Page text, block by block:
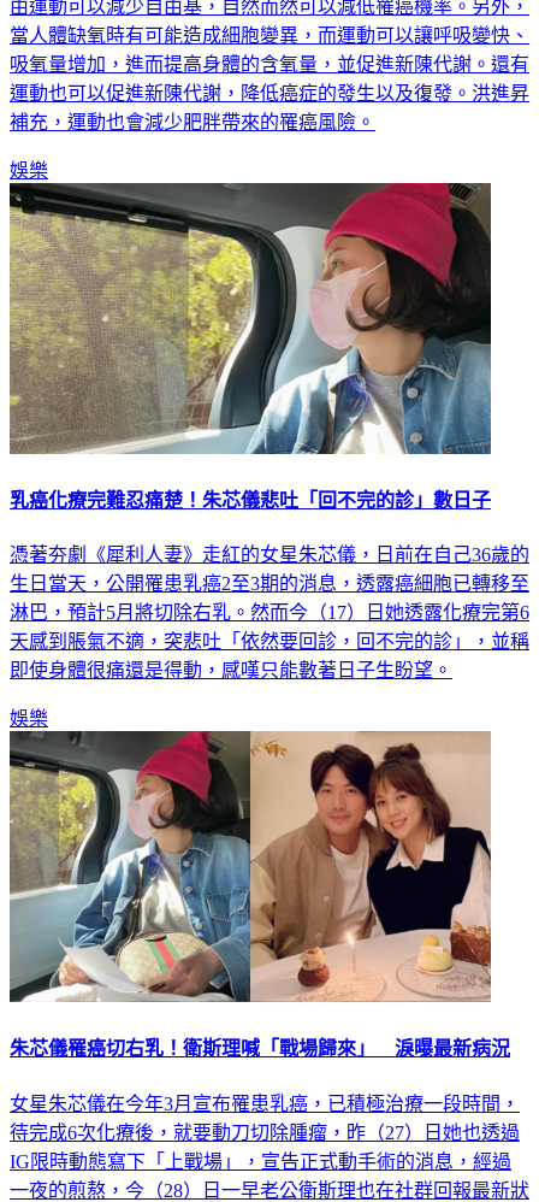
由運動可以減少自由基，自然而然可以減低罹癌機率。另外，
當人體缺氧時有可能造成細胞變異，而運動可以讓呼吸變快、
吸氧量增加，進而提高身體的含氧量，並促進新陳代謝。還有
運動也可以促進新陳代謝，降低癌症的發生以及復發。洪進昇
補充，運動也會減少肥胖帶來的罹癌風險。
娛樂
乳癌化療完難忍痛楚！朱芯儀悲吐「回不完的診」數日子
憑著夯劇《犀利人妻》走紅的女星朱芯儀，日前在自己36歲的
生日當天，公開罹患乳癌2至3期的消息，透露癌細胞已轉移至
淋巴，預計5月將切除右乳。然而今（17）日她透露化療完第6
天感到脹氣不適，突悲吐「依然要回診，回不完的診」，並稱
即使身體很痛還是得動，感嘆只能數著日子生盼望。
娛樂
朱芯儀罹癌切右乳！衛斯理喊「戰場歸來」 淚曝最新病況
女星朱芯儀在今年3月宣布罹患乳癌，已積極治療一段時間，
待完成6次化療後，就要動刀切除腫瘤，昨（27）日她也透過
IG限時動態寫下「上戰場」，宣告正式動手術的消息，經過
一夜的煎熬，今（28）日一早老公衛斯理也在社群回報最新狀